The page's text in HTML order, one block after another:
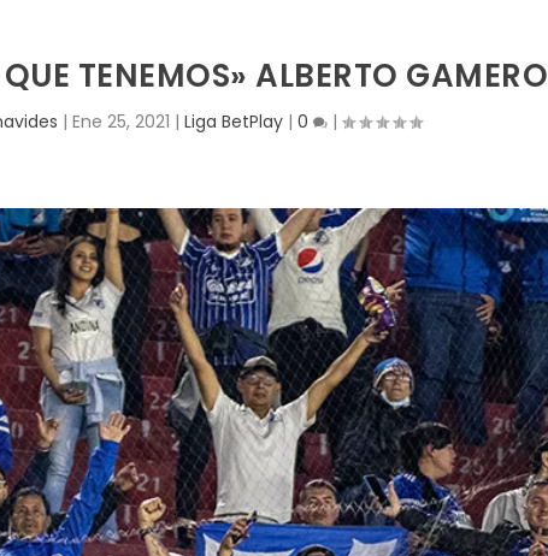
TENEMOS» ALBERTO GAMERO
| Ene 25, 2021 | Liga BetPlay | 0 |